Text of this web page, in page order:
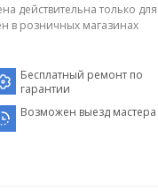
действительна только
в розничных магазинах
Бесплатный ремонт по
гарантии
Возможен выезд мастера